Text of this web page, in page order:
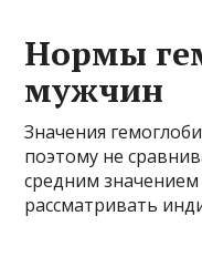
Нормы
мужчин
Значения
поэтому не
средним значением
рассматривать